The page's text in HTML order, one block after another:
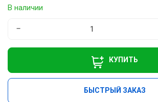
В наличии
−
КУПИТЬ
БЫСТРЫЙ ЗАКАЗ